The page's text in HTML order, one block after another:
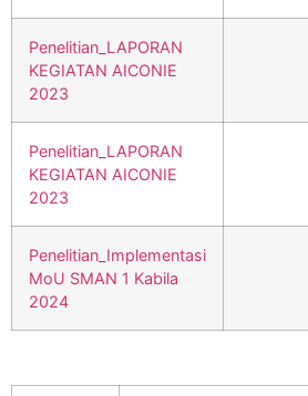
Penelitian_LAPORAN
KEGIATAN AICONIE
2023
Penelitian_LAPORAN
KEGIATAN AICONIE
2023
Penelitian_Implementasi
MoU SMAN 1 Kabila
2024